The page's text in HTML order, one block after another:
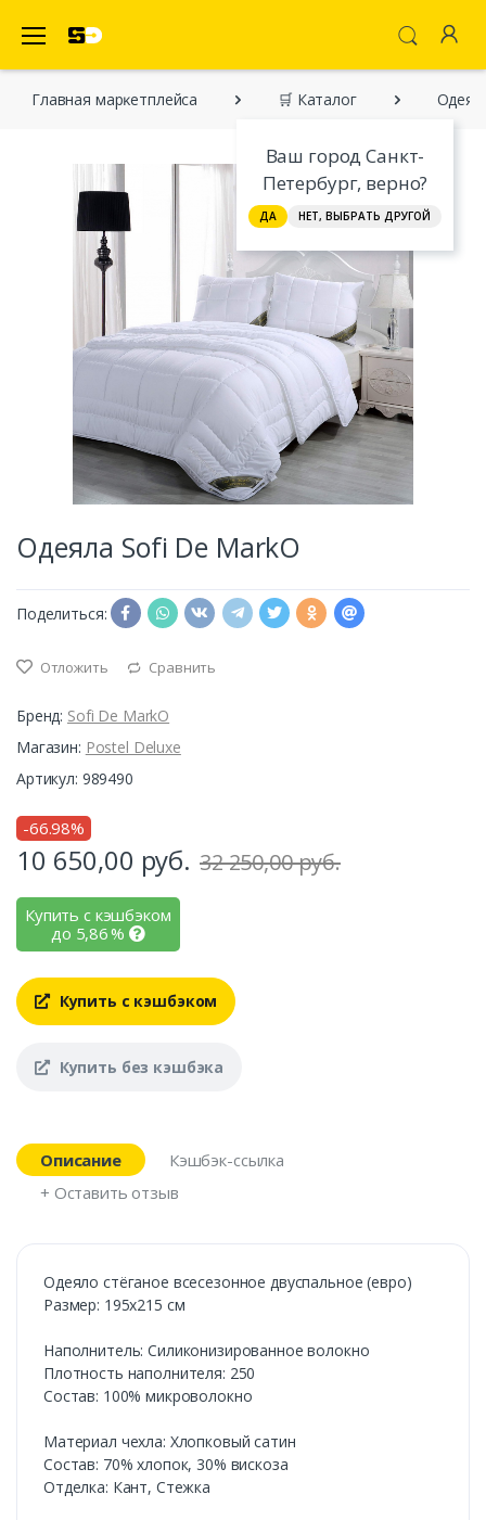
Ваш город Санкт-
Петербург, верно?
ДА НЕТ, ВЫБРАТЬ ДРУГОЙ
Главная марĸетплейса 🛒 Каталог
Одеяла Sofi De MarkO
Поделиться:
Отложить Сравнить
Бренд: Sofi De MarkO
Магазин: Postel Deluxe
Артикул: 989490
-66.98%
10 650,00 руб. 32 250,00 руб.
Купить с кэшбэком
до 5,86%
Купить с кэшбэком
Купить без кэшбэка
Описание
Кэшбэк-ссылка
+ Оставить отзыв
Одеяло стёганое всесезонное двуспальное (евро)
Размер: 195х215 см
Наполнитель: Силиконизированное волокно
Плотность наполнителя: 250
Состав: 100% микроволокно
Материал чехла: Хлопковый сатин
Состав: 70% хлопок, 30% вискоза
Отделка: Кант, Стежка